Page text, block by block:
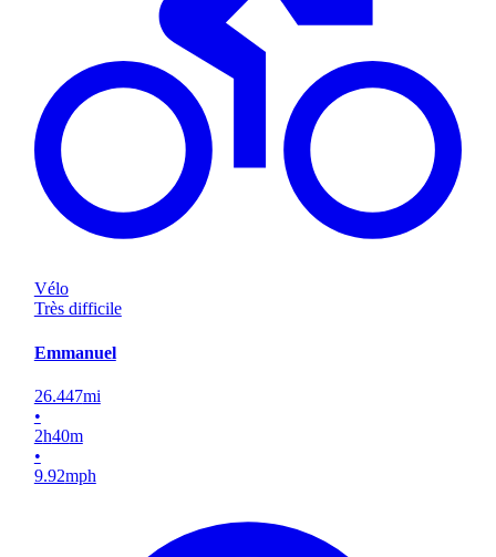
Vélo
Très difficile
Emmanuel
26.447mi
•
2h40m
•
9.92mph